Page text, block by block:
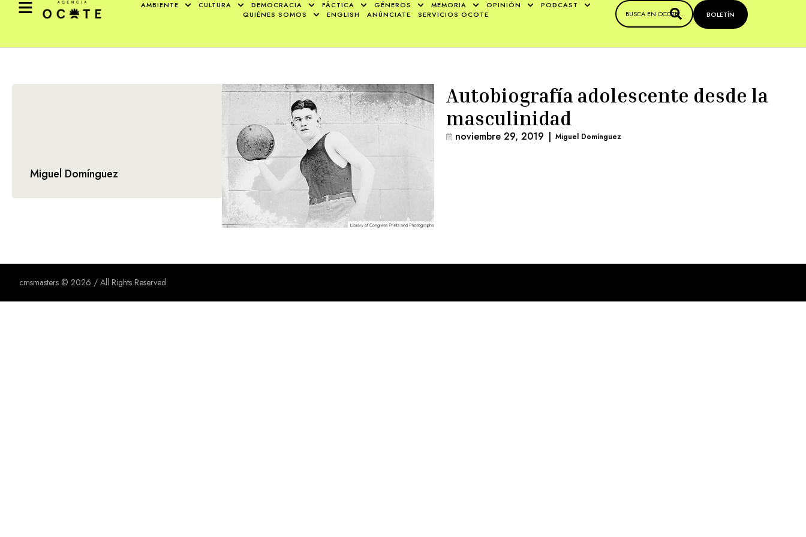
AMBIENTE CULTURA DEMOCRACIA FÁCTICA GÉNEROS MEMORIA OPINIÓN
PODCAST
QUIÉNES SOMOS
ENGLISH ANÚNCIATE SERVICIOS OCOTE BOLETÍN
Miguel Domínguez
Autobiografía adolescente desde la
masculinidad
noviembre 29, 2019 | Miguel Domínguez
cmsmasters © 2026 / All Rights Reserved